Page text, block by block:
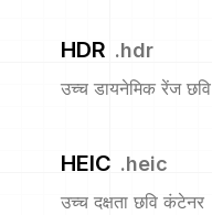
HDR .hdr
उच्च डायनेमिक रेंज छवि
HEIC .heic
उच्च दक्षता छवि कंटेनर